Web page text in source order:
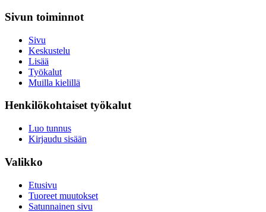
Sivun toiminnot
Sivu
Keskustelu
Lisää
Työkalut
Muilla kielillä
Henkilökohtaiset työkalut
Luo tunnus
Kirjaudu sisään
Valikko
Etusivu
Tuoreet muutokset
Satunnainen sivu